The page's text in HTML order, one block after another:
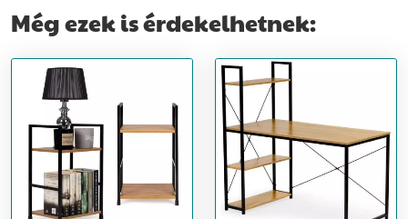
Még ezek is érdekelhetnek: